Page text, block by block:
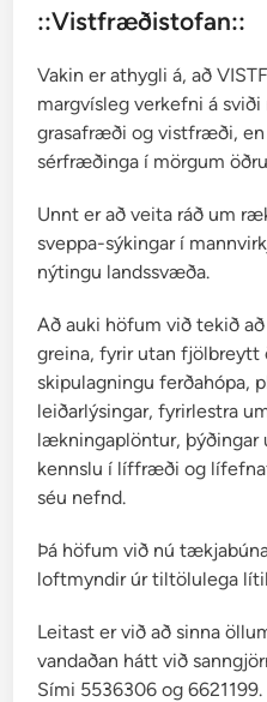
::Vistfræðistofan::
Vakin er athygli á, að
margvísleg verkefni á
grasafræði og vistfræði,
sérfræðinga í mörgum
Unnt er að veita ráð um
sveppa-sýkingar í
nýtingu landssvæða.
Að auki höfum við tekið
greina, fyrir utan fjölbreytt
skipulagningu ferðahópa,
leiðarlýsingar, fyrirlestra
lækningaplöntur, þýðingar
kennslu í líffræði og
séu nefnd.
Þá höfum við nú
loftmyndir úr tiltölulega
Leitast er við að sinna
vandaðan hátt við
Sími 5536306 og 6621199.